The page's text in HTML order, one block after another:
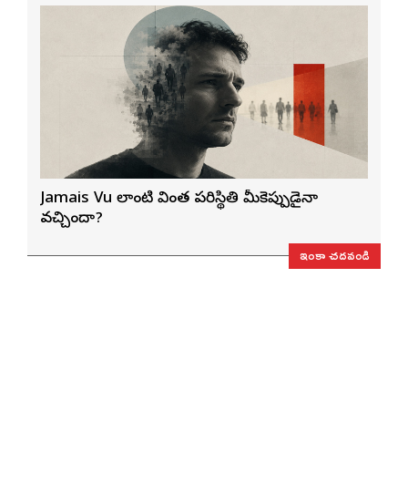
Jamais Vu లాంటి వింత పరిస్థితి మీకెప్పుడైనా
వచ్చిందా?
ఇంకా చదవండి